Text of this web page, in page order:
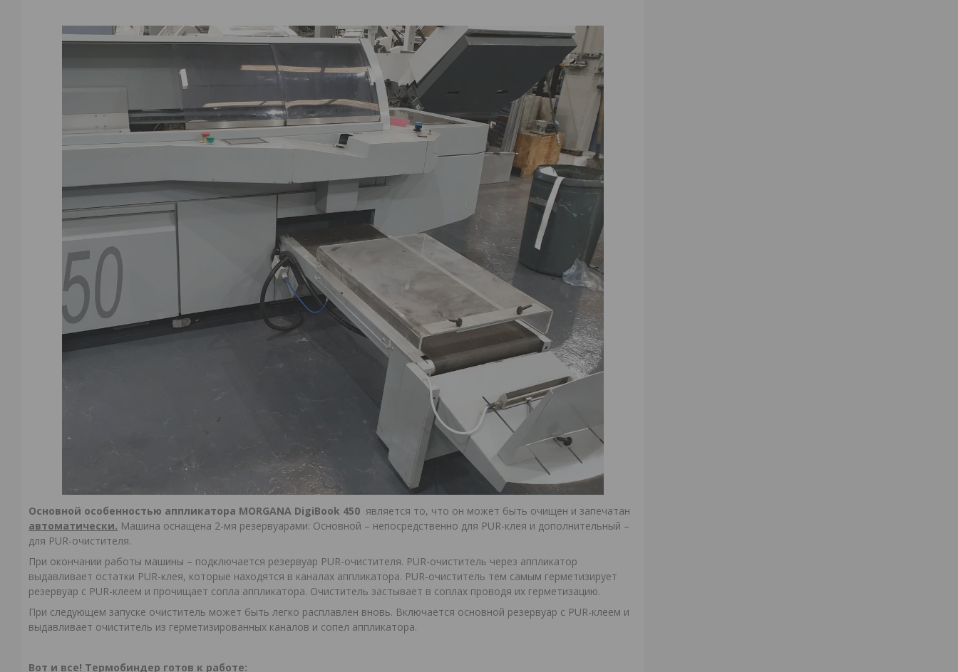
Основной особенностью аппликатора MORGANA DigiBook 450 является то, что он может быть очищен и запечатан
автоматически. Машина оснащена 2-мя резервуарами: Основной – непосредственно для PUR-клея и дополнительный –
для PUR-очистителя.
При окончании работы машины – подключается резервуар PUR-очистителя. PUR-очиститель через аппликатор
выдавливает остатки PUR-клея, которые находятся в каналах аппликатора. PUR-очиститель тем самым герметизирует
резервуар с PUR-клеем и прочищает сопла аппликатора. Очиститель застывает в соплах проводя их герметизацию.
При следующем запуске очиститель может быть легко расплавлен вновь. Включается основной резервуар с PUR-клеем и
выдавливает очиститель из герметизированных каналов и сопел аппликатора.
Вот и все! Термобиндер готов к работе: